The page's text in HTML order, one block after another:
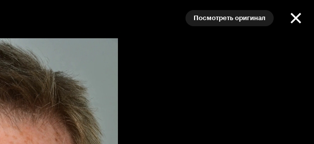
Посмотреть оригинал